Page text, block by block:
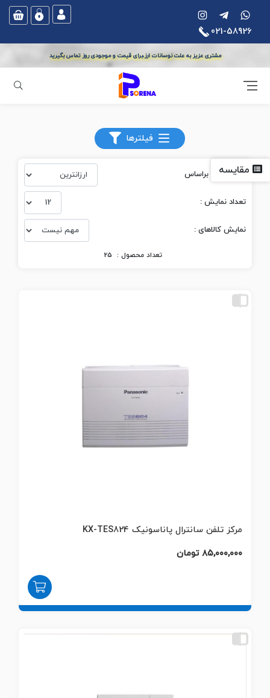
021-58926
مشتری عزیز به علت نوسانات ارز،برای قیمت و موجودی روز تماس بگیرید
جستجو آی پی سورنا مرکز تلفن سانترال آنالوگ
فیلترها
مقایسه
مرتب‌سازی بر‌اساس
تعداد نمایش :
نمایش کالاهای :
تعداد محصول : 25
مرکز تلفن سانترال پاناسونیک KX-TES824
۸۵,۰۰۰,۰۰۰ تومان